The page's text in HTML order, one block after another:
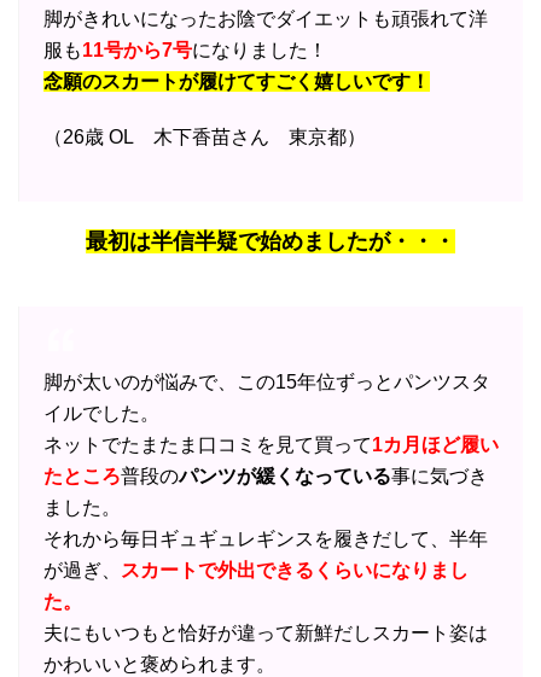
脚がきれいになったお陰でダイエットも頑張れて洋
服も11号から7号になりました！
念願のスカートが履けてすごく嬉しいです！
（26歳 OL 木下香苗さん 東京都）
最初は半信半疑で始めましたが・・・
脚が太いのが悩みで、この15年位ずっとパンツスタ
イルでした。
ネットでたまたま口コミを見て買って1カ月ほど履い
たところ普段のパンツが緩くなっている事に気づき
ました。
それから毎日ギュギュレギンスを履きだして、半年
が過ぎ、
スカートで外出できるくらいになりまし
た。
夫にもいつもと恰好が違って新鮮だしスカート姿は
かわいいと褒められます。